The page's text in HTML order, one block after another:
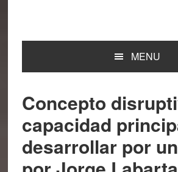
MENU
Concepto
capacidad
desarrollar por